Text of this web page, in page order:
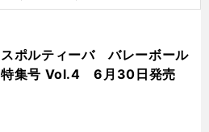
スポルティーバ バレーボール
特集号 Vol.4 6月30日発売